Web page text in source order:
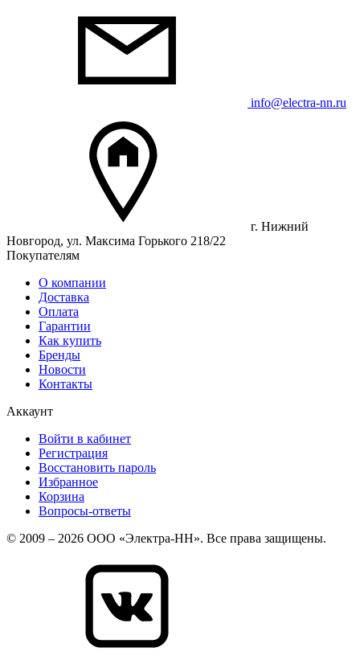
info@electra-nn.ru
г. Нижний
Новгород, ул. Максима Горького 218/22
Покупателям
О компании
Доставка
Оплата
Гарантии
Как купить
Бренды
Новости
Контакты
Аккаунт
Войти в кабинет
Регистрация
Восстановить пароль
Избранное
Корзина
Вопросы-ответы
© 2009 – 2026 ООО «Электра-НН». Все права защищены.